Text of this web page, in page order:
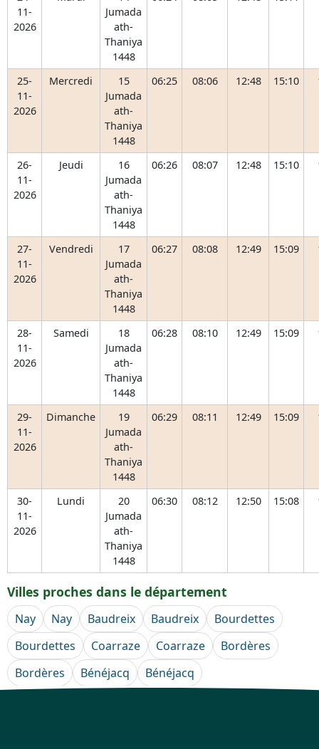
11-
2026
Jumada
ath-
Thaniya
1448
25-
11-
2026
Mercredi
15
Jumada
ath-
Thaniya
1448
06:25 08:06 12:48 15:10
26-
11-
2026
Jeudi
16
Jumada
ath-
Thaniya
1448
06:26 08:07 12:48 15:10
27-
11-
2026
Vendredi
17
Jumada
ath-
Thaniya
1448
06:27 08:08 12:49 15:09
28-
11-
2026
Samedi
18
Jumada
ath-
Thaniya
1448
06:28 08:10 12:49 15:09
29-
11-
2026
Dimanche
19
Jumada
ath-
Thaniya
1448
06:29 08:11 12:49 15:09
30-
11-
2026
Lundi
20
Jumada
ath-
Thaniya
1448
06:30 08:12 12:50 15:08
Villes proches dans le département
Nay Nay Baudreix Baudreix
Bourdettes
Bourdettes
Coarraze Coarraze
Bordères
Bordères
Bénéjacq Bénéjacq